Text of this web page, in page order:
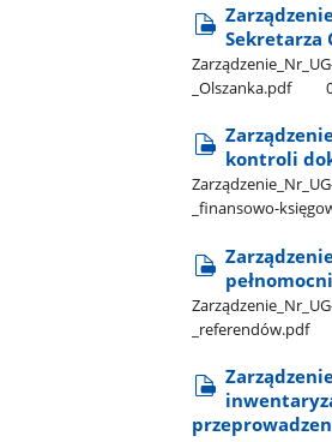
Sekretarza
_Olszanka.pdf
kontroli
_finansowo-
_referendów.pdf